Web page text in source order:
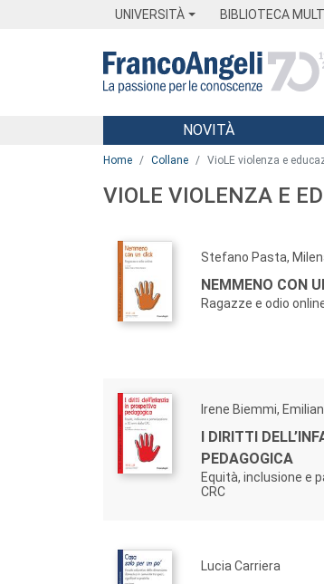
UNIVERSITÀ BIBLIOTECA
Menu
NOVITÀ
Home Collane VioLE violenza e
VIOLE VIOLENZA E
Stefano Pasta,
NEMMENO CON
Ragazze e odio
Irene Biemmi,
I DIRITTI
PEDAGOGICA
Equità, inclusione e
CRC
Lucia Carriera